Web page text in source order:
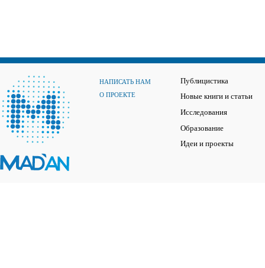
НАПИСАТЬ НАМ
О ПРОЕКТЕ
Публицистика
Новые книги и статьи
Исследования
Образование
Идеи и проекты